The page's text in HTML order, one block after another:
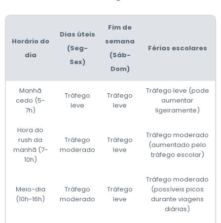
Horário do
dia
Dias úteis
(Seg-
Sex)
Fim de
semana
(Sáb-
Dom)
Férias escolares
Manhã
cedo (5-
7h)
Tráfego
leve
Tráfego
leve
Tráfego leve (pode
aumentar
ligeiramente)
Hora do
rush da
manhã (7-
10h)
Tráfego
moderado
Tráfego
leve
Tráfego moderado
(aumentado pelo
tráfego escolar)
Meio-dia
(10h-16h)
Tráfego
moderado
Tráfego
leve
Tráfego moderado
(possíveis picos
durante viagens
diárias)